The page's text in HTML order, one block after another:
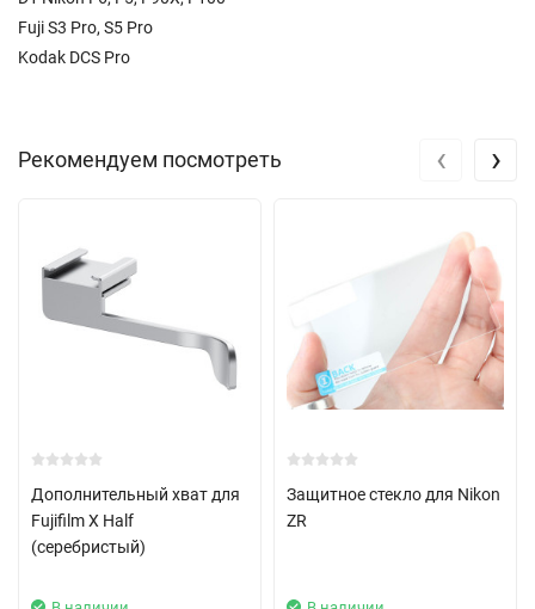
Fuji S3 Pro, S5 Pro
Kodak DCS Pro
Рекомендуем посмотреть
Дополнительный хват для
Fujifilm X Half
(серебристый)
Защитное стекло для Nikon
ZR
‹ ›